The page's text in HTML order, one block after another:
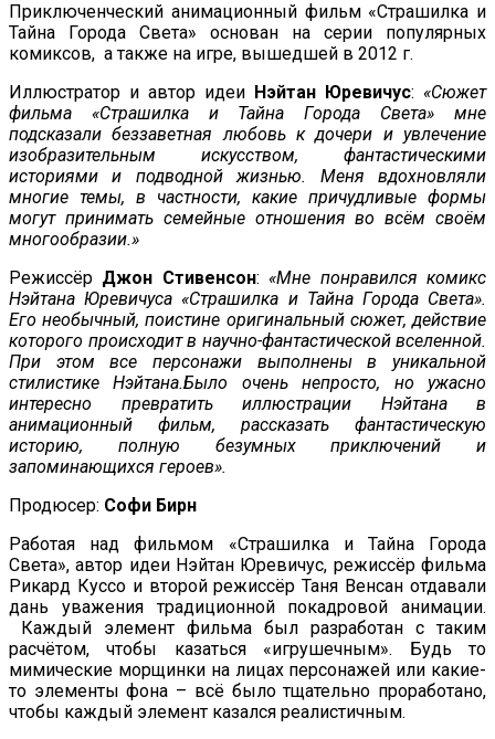
Приключенческий анимационный фильм «Страшилка и
Тайна Города Света» основан на серии популярных
комиксов, а также на игре, вышедшей в 2012 г.
Иллюстратор и автор идеи Нэйтан Юревичус: «Сюжет
фильма «Страшилка и Тайна Города Света» мне
подсказали беззаветная любовь к дочери и увлечение
изобразительным искусством, фантастическими
историями и подводной жизнью. Меня вдохновляли
многие темы, в частности, какие причудливые формы
могут принимать семейные отношения во всём своём
многообразии.»
Режиссёр Джон Стивенсон:«Мне понравился комикс
Нэйтана Юревичуса «Страшилка и Тайна Города Света».
Его необычный, поистине оригинальный сюжет, действие
которого происходит в научно-фантастической вселенной.
При этом все персонажи выполнены в уникальной
стилистике Нэйтана.Было очень непросто, но ужасно
интересно превратить иллюстрации Нэйтана в
анимационный фильм, рассказать фантастическую
историю, полную безумных приключений и
запоминающихся героев».
Продюсер: Софи Бирн
Работая над фильмом «Страшилка и Тайна Города
Света», автор идеи Нэйтан Юревичус, режиссёр фильма
Рикард Куссо и второй режиссёр Таня Венсан отдавали
дань уважения традиционной покадровой анимации.
Каждый элемент фильма был разработан с таким
расчётом, чтобы казаться «игрушечным». Будь то
мимические морщинки на лицах персонажей или какие-
то элементы фона – всё было тщательно проработано,
чтобы каждый элемент казался реалистичным.